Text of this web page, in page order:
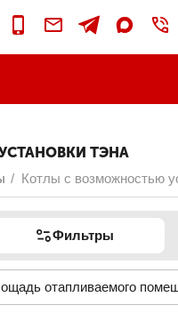
ТЭНА
/ Котлы с возможностью
Фильтры
отапливаемого